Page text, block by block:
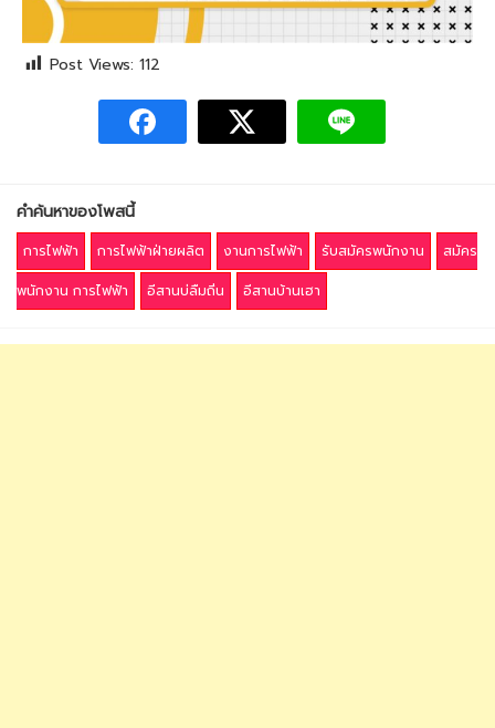
Post Views: 112
คำค้นหาของโพสนี้
การไฟฟ้า การไฟฟ้าฝ่ายผลิต งานการไฟฟ้า รับสมัครพนักงาน
สมัคร
พนักงาน การไฟฟ้า
อีสานบ่ลืมถิ่น อีสานบ้านเฮา